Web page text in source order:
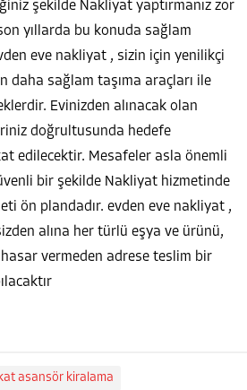
şekilde Nakliyat yaptırmanız zor
yıllarda bu konuda sağlam
eve nakliyat , sizin için yenilikçi
daha sağlam taşıma araçları ile
Evinizden alınacak olan
doğrultusunda hedefe
edilecektir. Mesafeler asla önemli
bir şekilde Nakliyat hizmetinde
ön plandadır. evden eve nakliyat ,
alına her türlü eşya ve ürünü,
vermeden adrese teslim bir
asansör kiralama